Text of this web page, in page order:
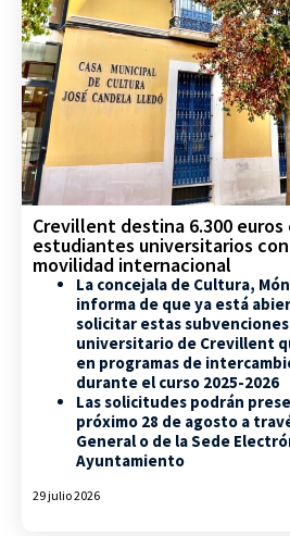
Crevillent destina 6.300 euros
estudiantes universitarios
movilidad internacional
La concejala de Cultura,
informa de que ya está
solicitar estas
universitario de Crevillent
en programas de
durante el curso 2025-2026
Las solicitudes podrán
próximo 28 de agosto a
General o de la Sede
Ayuntamiento
29 julio 2026